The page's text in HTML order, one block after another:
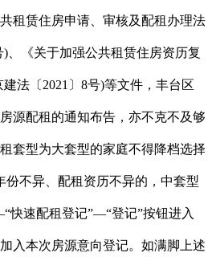
租赁住房申请、审核及配租办理法
)、《关于加强公共租赁住房资历复
法〔2021〕8号)等文件，丰台区
源配租的通知布告，亦不克不及够
套型为大套型的家庭不得降档选择
份不异、配租资历不异的，中套型
快速配租登记”—“登记”按钮进入
入本次房源意向登记。如满脚上述